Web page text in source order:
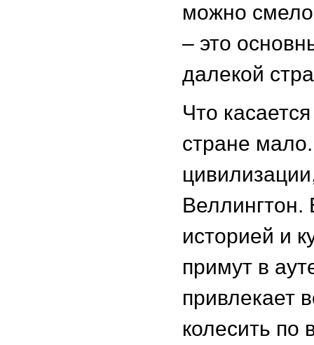
можно смело
– это
далекой
Что
стране
Веллингтон.
историей и
примут в
привлекает
колесить по